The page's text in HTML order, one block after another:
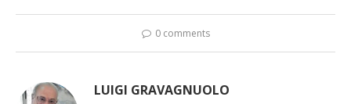
0 comments
LUIGI GRAVAGNUOLO